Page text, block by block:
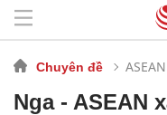
Chuyên đề ASEAN
Nga - ASEAN